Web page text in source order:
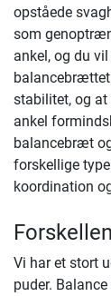
opståede
som
ankel, og du
stabilitet, og at
ankel
balancebræt
forskellige
koordination
Vi har et stort
puder.